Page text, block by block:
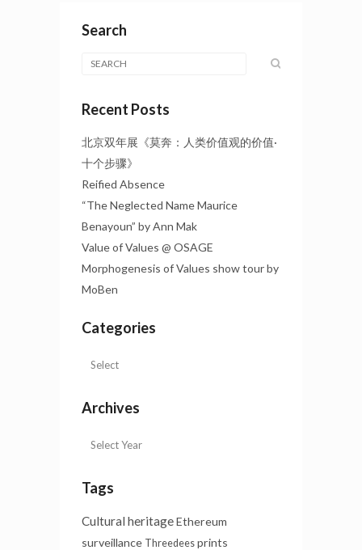
Search
Recent Posts
北京双年展《莫奔：人类价值观的价值·
十个步骤》
Reified Absence
“The Neglected Name Maurice
Benayoun” by Ann Mak
Value of Values @ OSAGE
Morphogenesis of Values show tour by
MoBen
Categories
Archives
Tags
Cultural heritageEthereum
surveillance Threedees prints